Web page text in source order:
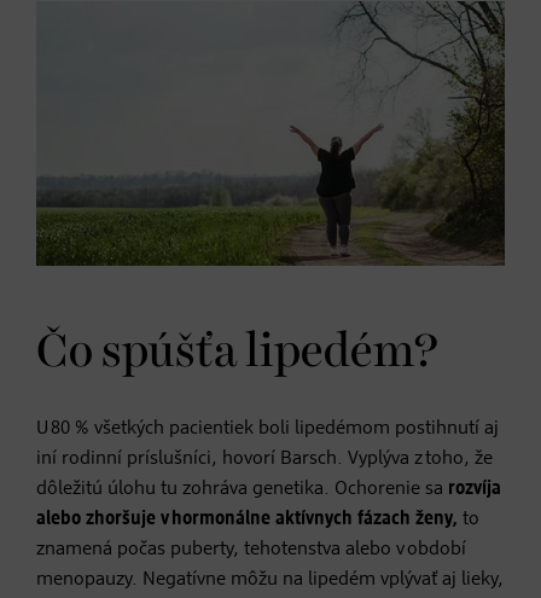
Čo spúšťa lipedém?
U 80 % všetkých pacientiek boli lipedémom postihnutí aj
iní rodinní príslušníci, hovorí Barsch. Vyplýva z toho, že
dôležitú úlohu tu zohráva genetika. Ochorenie sa rozvíja
alebo zhoršuje v hormonálne aktívnych fázach ženy, to
znamená počas puberty, tehotenstva alebo v období
menopauzy. Negatívne môžu na lipedém vplývať aj lieky,